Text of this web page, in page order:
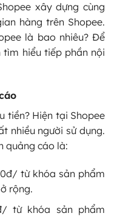
xây dựng cùng
hàng trên Shopee.
là bao nhiêu? Để
hiểu tiếp phần nội
tiền? Hiện tại Shopee
nhiều người sử dụng.
quảng cáo là:
từ khóa sản phẩm
rộng.
từ khóa sản phẩm